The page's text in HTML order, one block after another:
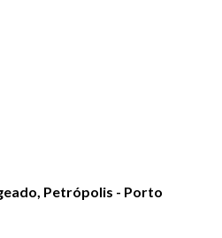
Petrópolis - Porto